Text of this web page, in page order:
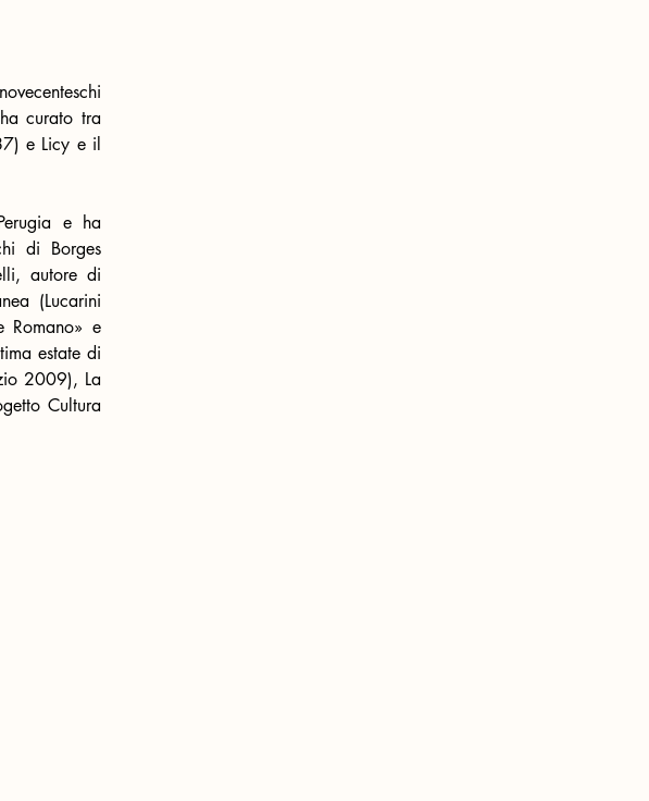
curato tra
e Licy e il
e ha
di Borges
autore di
(Lucarini
Romano» e
estate di
2009), La
Cultura